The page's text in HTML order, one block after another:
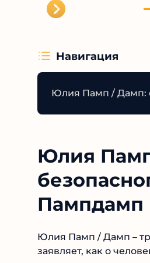
Навигация
Юлия Памп / Дамп:
Юлия
Пампдамп
Юлия Памп / Дамп –
заявляет, как о